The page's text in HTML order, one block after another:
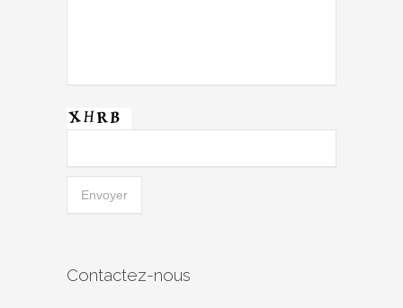
Contactez-nous